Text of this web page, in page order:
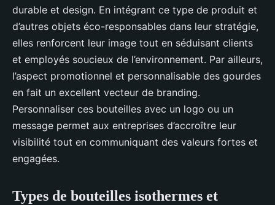
durable et design. En intégrant ce type de produit et
d’autres objets éco-responsables dans leur stratégie,
elles renforcent leur image tout en séduisant clients
et employés soucieux de l’environnement. Par ailleurs,
l’aspect promotionnel et personnalisable des gourdes
en fait un excellent vecteur de branding.
Personnaliser ces bouteilles avec un logo ou un
message permet aux entreprises d’accroître leur
visibilité tout en communiquant des valeurs fortes et
engagées.
Types de bouteilles isothermes et